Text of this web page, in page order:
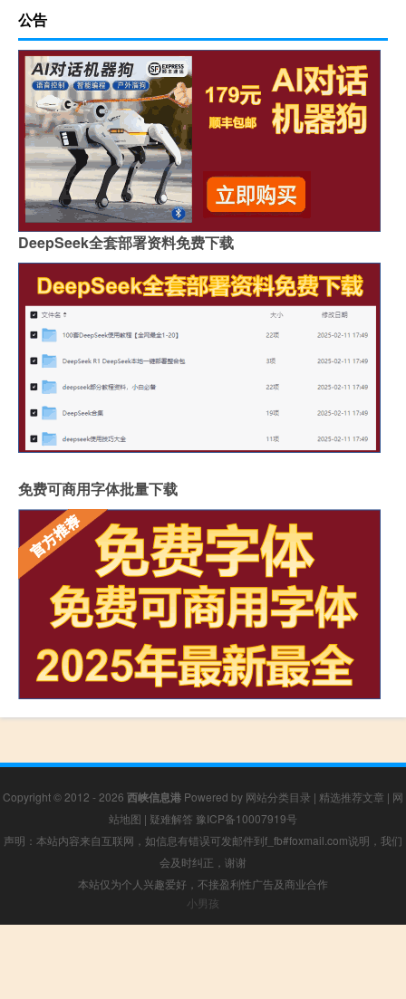
公告
DeepSeek全套部署资料免费下载
免费可商用字体批量下载
Copyright © 2012 - 2026 西峡信息港 Powered by 网站分类目录 | 精选推荐文章 | 网
站地图 | 疑难解答 豫ICP备10007919号
声明：本站内容来自互联网，如信息有错误可发邮件到f_fb#foxmail.com说明，我们
会及时纠正，谢谢
本站仅为个人兴趣爱好，不接盈利性广告及商业合作
小男孩